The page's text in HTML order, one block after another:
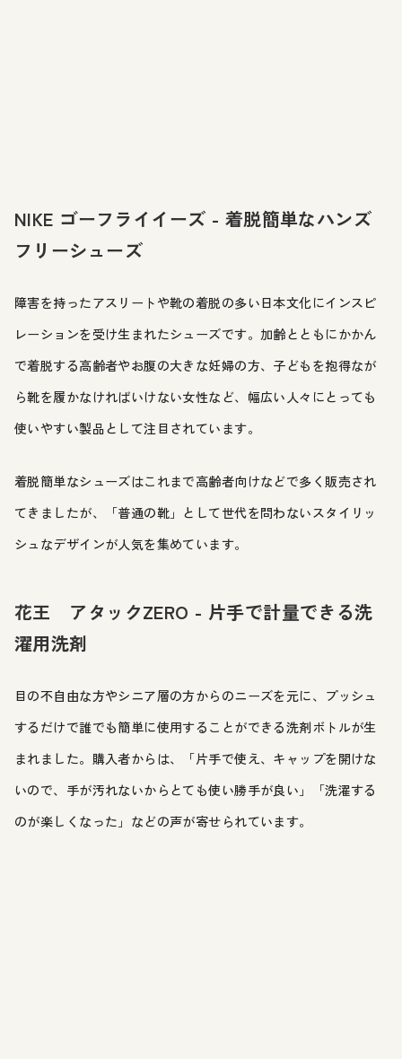
NIKE ゴーフライイーズ - 着脱簡単なハンズ
フリーシューズ
障害を持ったアスリートや靴の着脱の多い日本文化にインスピ
レーションを受け生まれたシューズです。加齢とともにかかん
で着脱する高齢者やお腹の大きな妊婦の方、子どもを抱得なが
ら靴を履かなければいけない女性など、幅広い人々にとっても
使いやすい製品として注目されています。
着脱簡単なシューズはこれまで高齢者向けなどで多く販売され
てきましたが、「普通の靴」として世代を問わないスタイリッ
シュなデザインが人気を集めています。
花王 アタックZERO - 片手で計量できる洗
濯用洗剤
目の不自由な方やシニア層の方からのニーズを元に、プッシュ
するだけで誰でも簡単に使用することができる洗剤ボトルが生
まれました。購入者からは、「片手で使え、キャップを開けな
いので、手が汚れないからとても使い勝手が良い」「洗濯する
のが楽しくなった」などの声が寄せられています。